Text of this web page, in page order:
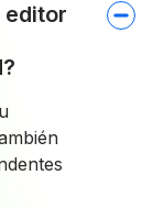
editor